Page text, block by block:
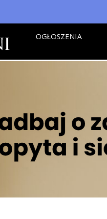
OGŁOSZENIA